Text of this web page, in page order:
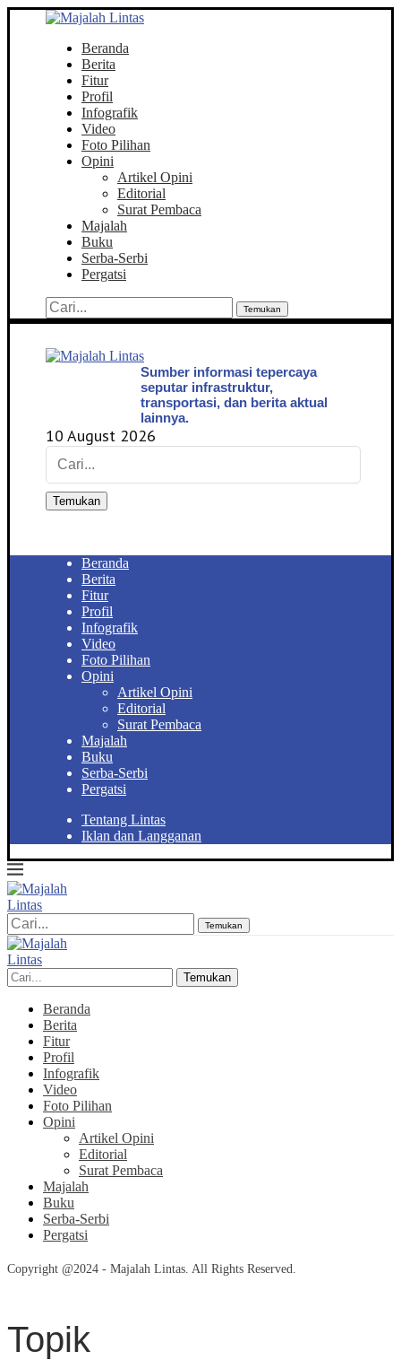
Beranda
Berita
Fitur
Profil
Infografik
Video
Foto Pilihan
Opini
Artikel Opini
Editorial
Surat Pembaca
Majalah
Buku
Serba-Serbi
Pergatsi
Temukan
Sumber informasi tepercaya
seputar infrastruktur,
transportasi, dan berita aktual
lainnya.
10 August 2026
Temukan
Beranda
Berita
Fitur
Profil
Infografik
Video
Foto Pilihan
Opini
Artikel Opini
Editorial
Surat Pembaca
Majalah
Buku
Serba-Serbi
Pergatsi
Tentang Lintas
Iklan dan Langganan
Temukan
Temukan
Beranda
Berita
Fitur
Profil
Infografik
Video
Foto Pilihan
Opini
Artikel Opini
Editorial
Surat Pembaca
Majalah
Buku
Serba-Serbi
Pergatsi
Copyright @2024 - Majalah Lintas. All Rights Reserved.
Topik